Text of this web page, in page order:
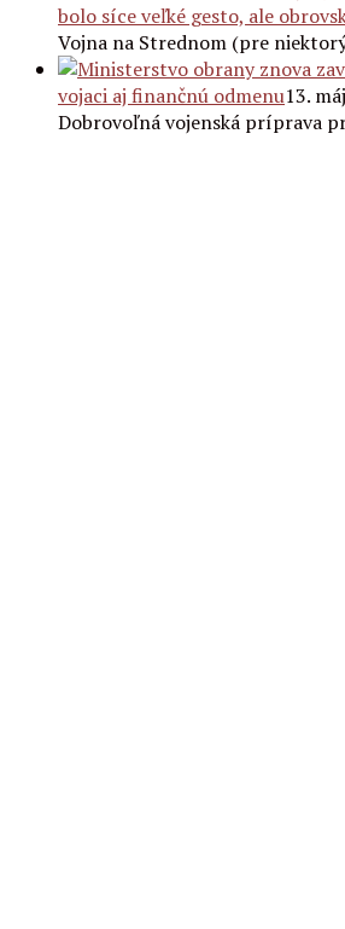
bolo síce veľké gesto, ale
Vojna na Strednom (pre
vojaci aj finančnú odmenu13.
Dobrovoľná vojenská príprava